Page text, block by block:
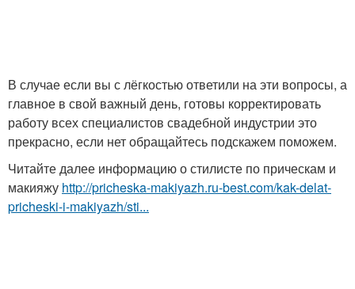
В случае если вы с лёгкостью ответили на эти вопросы, а
главное в свой важный день, готовы корректировать
работу всех специалистов свадебной индустрии это
прекрасно, если нет обращайтесь подскажем поможем.
Читайте далее информацию о стилисте по прическам и
макияжу http://pricheska-makiyazh.ru-best.com/kak-delat-
pricheski-i-makiyazh/sti...